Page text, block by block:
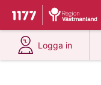
Till startsidan för
Du har valt
Logga in
på 1177.se